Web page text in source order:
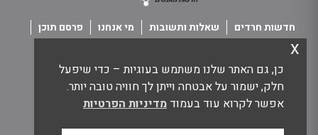
כן, גם האתר שלנו משתמש בעוגיות – כדי שיפעל
חלק, ישמור על אבטחה וייתן לך חוויה טובה יותר.
אפשר לקרוא עוד בעמוד מדיניות הפרטיות
x
חדשות חרדים שאלות ותשובות מי אנחנו
פרסם תוכן
כל הזכויות שמורות חבורה - חדשות מאנשים